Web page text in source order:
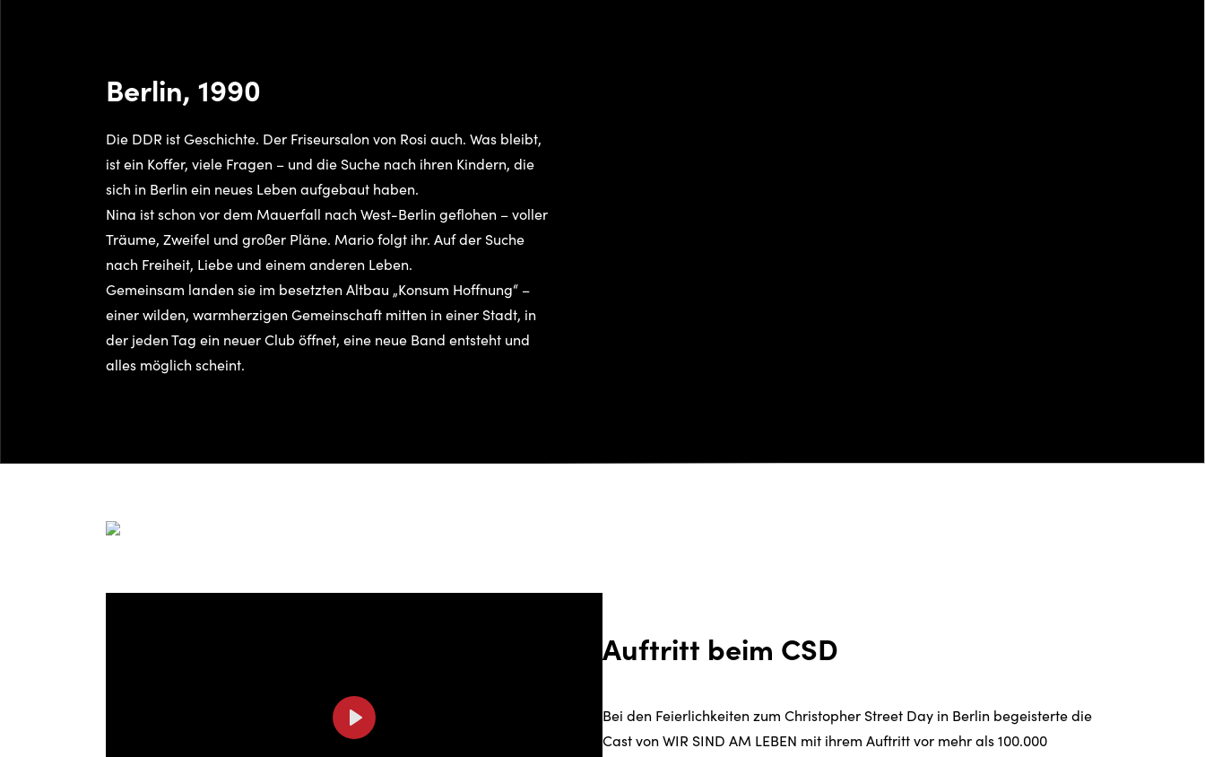
Berlin, 1990
Die DDR ist Geschichte. Der Friseursalon von Rosi auch. Was bleibt,
ist ein Koffer, viele Fragen – und die Suche nach ihren Kindern, die
sich in Berlin ein neues Leben aufgebaut haben.
Nina ist schon vor dem Mauerfall nach West-Berlin geflohen – voller
Träume, Zweifel und großer Pläne. Mario folgt ihr. Auf der Suche
nach Freiheit, Liebe und einem anderen Leben.
Gemeinsam landen sie im besetzten Altbau „Konsum Hoffnung“ –
einer wilden, warmherzigen Gemeinschaft mitten in einer Stadt, in
der jeden Tag ein neuer Club öffnet, eine neue Band entsteht und
alles möglich scheint.
Auftritt beim CSD
Bei den Feierlichkeiten zum Christopher Street Day in Berlin begeisterte die
Cast von WIR SIND AM LEBEN mit ihrem Auftritt vor mehr als 100.000
Play